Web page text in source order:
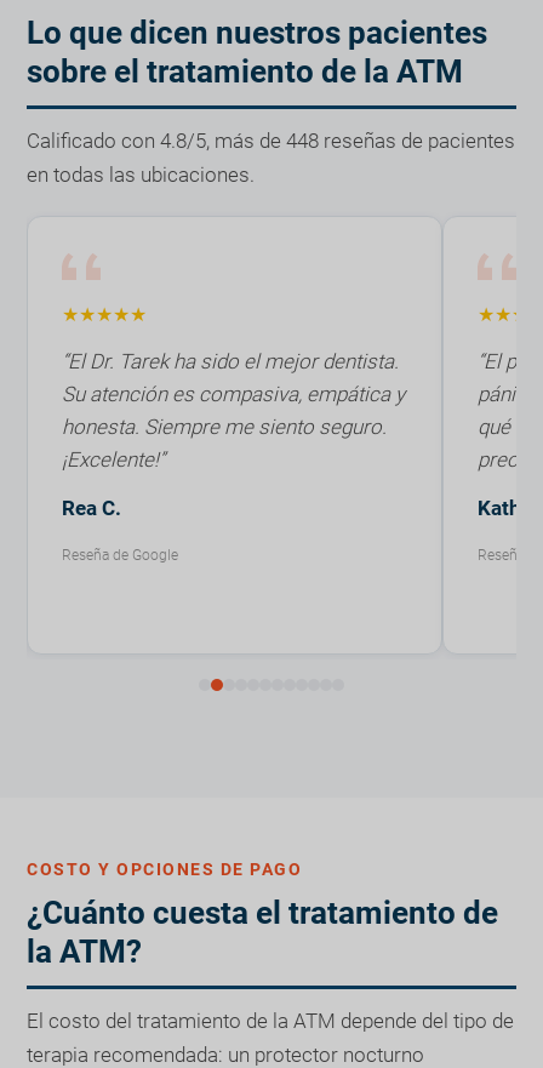
Lo que dicen nuestros pacientes
sobre el tratamiento de la ATM
Calificado con 4.8/5, más de 448 reseñas de pacientes
en todas las ubicaciones.
★★★★★
“El Dr. Tarek ha sido el mejor dentista.
Su atención es compasiva, empática y
honesta. Siempre me siento seguro.
¡Excelente!”
Rea C.
Reseña de Google
“El
qué
Reseña
COSTO Y OPCIONES DE PAGO
¿Cuánto cuesta el tratamiento de
la ATM?
El costo del tratamiento de la ATM depende del tipo de
terapia recomendada: un protector nocturno